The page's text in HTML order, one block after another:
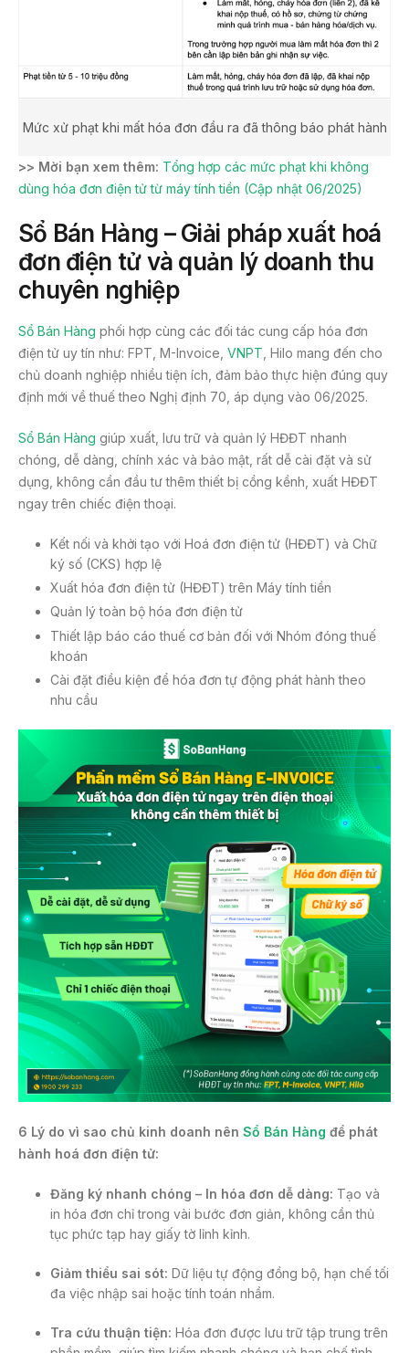
Mức xử phạt khi mất hóa đơn đầu ra đã thông báo phát hành
>> Mời bạn xem thêm: Tổng hợp các mức phạt khi không
dùng hóa đơn điện tử từ máy tính tiền (Cập nhật 06/2025)
Sổ Bán Hàng – Giải pháp xuất hoá
đơn điện tử và quản lý doanh thu
chuyên nghiệp
Sổ Bán Hàng phối hợp cùng các đối tác cung cấp hóa đơn
điện tử uy tín như: FPT, M-Invoice, VNPT , Hilo mang đến cho
chủ doanh nghiệp nhiều tiện ích, đảm bảo thực hiện đúng quy
định mới về thuế theo Nghị định 70, áp dụng vào 06/2025.
Sổ Bán Hàng giúp xuất, lưu trữ và quản lý HĐĐT nhanh
chóng, dễ dàng, chính xác và bảo mật, rất dễ cài đặt và sử
dụng, không cần đầu tư thêm thiết bị cồng kềnh, xuất HĐĐT
ngay trên chiếc điện thoại.
Kết nối và khởi tạo với Hoá đơn điện tử (HĐĐT) và Chữ
ký số (CKS) hợp lệ
Xuất hóa đơn điện tử (HĐĐT) trên Máy tính tiền
Quản lý toàn bộ hóa đơn điện tử
Thiết lập báo cáo thuế cơ bản đối với Nhóm đóng thuế
khoán
Cài đặt điều kiện để hóa đơn tự động phát hành theo
nhu cầu
6 Lý do vì sao chủ kinh doanh nên Sổ Bán Hàng để phát
hành hoá đơn điện tử:
Đăng ký nhanh chóng – In hóa đơn dễ dàng: Tạo và
in hóa đơn chỉ trong vài bước đơn giản, không cần thủ
tục phức tạp hay giấy tờ lỉnh kỉnh.
Giảm thiểu sai sót: Dữ liệu tự động đồng bộ, hạn chế tối
đa việc nhập sai hoặc tính toán nhầm.
Tra cứu thuận tiện: Hóa đơn được lưu trữ tập trung trên